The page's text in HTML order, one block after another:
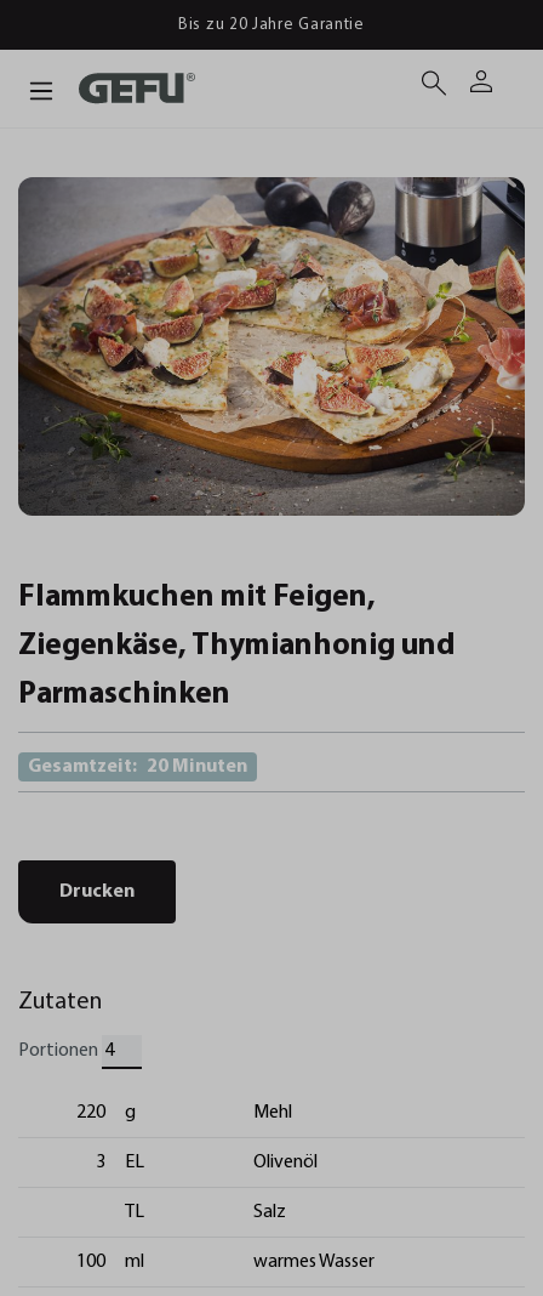
Bis zu 20 Jahre Garantie
Flammkuchen mit Feigen,
Ziegenkäse, Thymianhonig und
Parmaschinken
Gesamtzeit: 20 Minuten
Drucken
Zutaten
Portionen
220 g Mehl
3 EL Olivenöl
TL Salz
100 ml warmes Wasser